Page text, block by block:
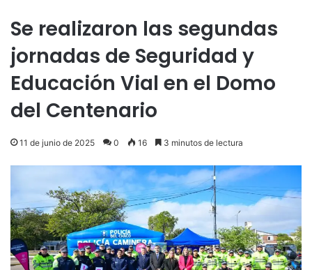
Se realizaron las segundas
jornadas de Seguridad y
Educación Vial en el Domo
del Centenario
11 de junio de 2025 0 16 3 minutos de lectura